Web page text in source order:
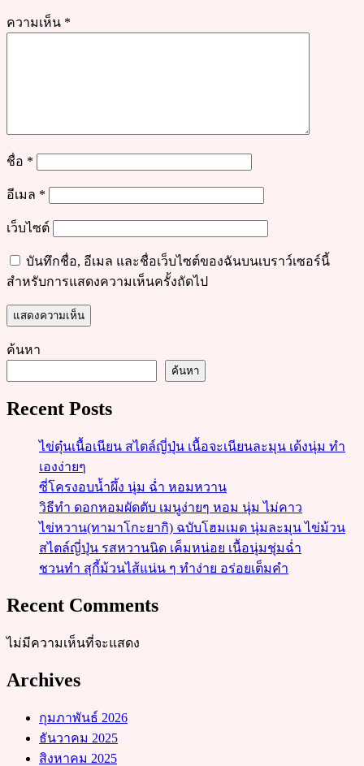
ความเห็น *
ชื่อ *
อีเมล *
เว็บไซต์
บันทึกชื่อ, อีเมล และชื่อเว็บไซต์ของฉันบนเบราว์เซอร์นี้
สำหรับการแสดงความเห็นครั้งถัดไป
ค้นหา
ค้นหา
Recent Posts
ไข่ตุ๋นเนื้อเนียน สไตล์ญี่ปุ่น เนื้อจะเนียนละมุน เด้งนุ่ม ทำ
เองง่ายๆ
ซี่โครงอบน้ำผึ้ง นุ่ม ฉ่ำ หอมหวาน
วิธีทำ ดอกหอมผัดตับ เมนูง่ายๆ หอม นุ่ม ไม่คาว
ไข่หวาน(ทามาโกะยากิ) ฉบับโฮมเมด นุ่มละมุน ไข่ม้วน
สไตล์ญี่ปุ่น รสหวานนิด เค็มหน่อย เนื้อนุ่มชุ่มฉ่ำ
ชวนทำ สุกี้ม้วนไส้แน่น ๆ ทำง่าย อร่อยเต็มคำ
Recent Comments
ไม่มีความเห็นที่จะแสดง
Archives
กุมภาพันธ์ 2026
ธันวาคม 2025
สิงหาคม 2025